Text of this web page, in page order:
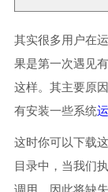
其实很多用户在
果是第一次遇见
这样。其主要原
有安装一些系统
这时你可以下载
目录中，当我们
调用，因此将缺